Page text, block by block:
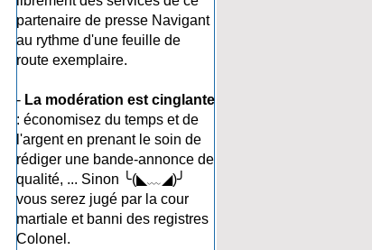
partenaire de presse Navigant
au rythme d'une feuille de
route exemplaire.
- La modération est cinglante
: économisez du temps et de
l'argent en prenant le soin de
rédiger une bande-annonce de
qualité, ... Sinon ╰(◣﹏◢)╯
vous serez jugé par la cour
martiale et banni des registres
Colonel.